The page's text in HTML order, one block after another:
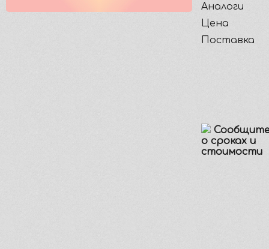
Аналоги
Цена
Поставка
о сроках и
стоимости